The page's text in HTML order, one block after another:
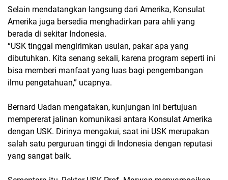
Selain mendatangkan langsung dari Amerika, Konsulat
Amerika juga bersedia menghadirkan para ahli yang
berada di sekitar Indonesia.
“USK tinggal mengirimkan usulan, pakar apa yang
dibutuhkan. Kita senang sekali, karena program seperti ini
bisa memberi manfaat yang luas bagi pengembangan
ilmu pengetahuan,” ucapnya.
Bernard Uadan mengatakan, kunjungan ini bertujuan
mempererat jalinan komunikasi antara Konsulat Amerika
dengan USK. Dirinya mengakui, saat ini USK merupakan
salah satu perguruan tinggi di Indonesia dengan reputasi
yang sangat baik.